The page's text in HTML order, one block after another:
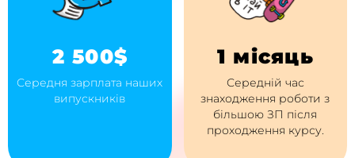
2 500$
Середня зарплата наших
випускників
1 місяць
Середній час
знаходження роботи з
більшою ЗП після
проходження курсу.